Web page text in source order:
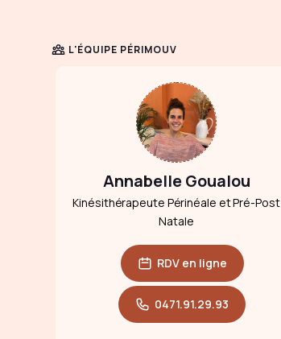
L'ÉQUIPE PÉRIMOUV
Annabelle Goualou
Kinésithérapeute Périnéale et Pré-Post
Natale
RDV en ligne
0471.91.29.93